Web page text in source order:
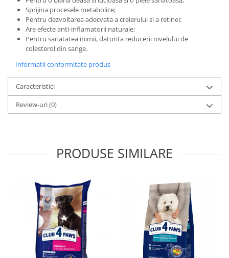
Sprijina procesele metabolice;
Pentru dezvoltarea adecvata a creierului si a retinei;
Are efecte anti-inflamatorii naturale;
Pentru sanatatea inimii, datorita reducerii nivelului de
colesterol din sange.
Informatii conformitate produs
Caracteristici
Review-uri(0)
PRODUSE SIMILARE